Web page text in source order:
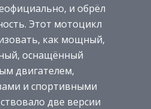
и обрёл
Этот мотоцикл
как мощный,
оснащённый
двигателем,
и спортивными
две версии